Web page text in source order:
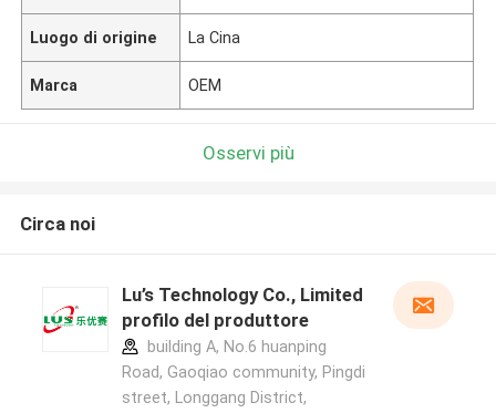
Luogo di origine La Cina
Marca OEM
Osservi più
Circa noi
Lu’s Technology Co., Limited
profilo del produttore
building A, No.6 huanping
Road, Gaoqiao community, Pingdi
street, Longgang District,